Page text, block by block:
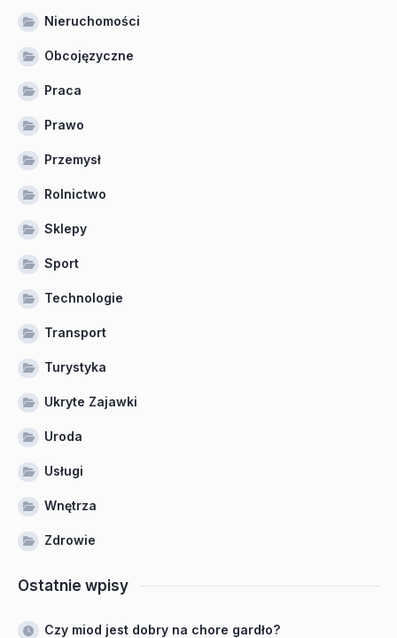
Nieruchomości
Obcojęzyczne
Praca
Prawo
Przemysł
Rolnictwo
Sklepy
Sport
Technologie
Transport
Turystyka
Ukryte Zajawki
Uroda
Usługi
Wnętrza
Zdrowie
Ostatnie wpisy
Czy miod jest dobry na chore gardło?